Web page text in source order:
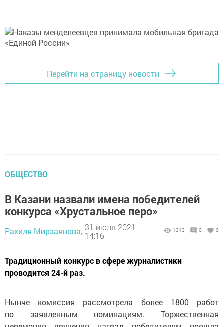
Перейти на страницу новости
ОБЩЕСТВО
В Казани назвали имена победителей
конкурса «Хрустальное перо»
Рахиля Мирзаянова, 31 июля 2021 -
14:16
1343 0 0
Традиционный конкурс в сфере журналистики
проводится 24-й раз.
Нынче комиссия рассмотрела более 1800 работ
по заявленным номинациям. Торжественная